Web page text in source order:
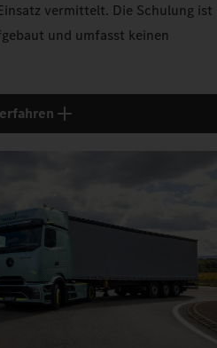
vermittelt. Die Schulung ist
und umfasst keinen